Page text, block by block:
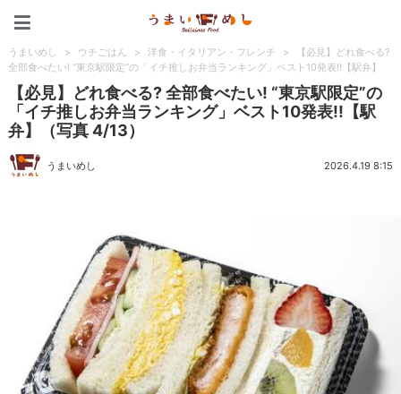
うまいめし > ウチごはん > 洋食・イタリアン・フレンチ >
【必見】どれ食べる?
全部食べたい! “東京駅限定”の「イチ推しお弁当ランキング」ベスト10発表!!【駅弁】
【必見】どれ食べる? 全部食べたい! “東京駅限定”の
「イチ推しお弁当ランキング」ベスト10発表!!【駅
弁】（写真 4/13）
うまいめし 2026.4.19 8:15